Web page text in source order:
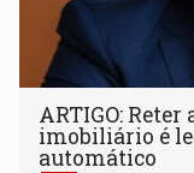
ARTIGO:
imobiliário é
automático